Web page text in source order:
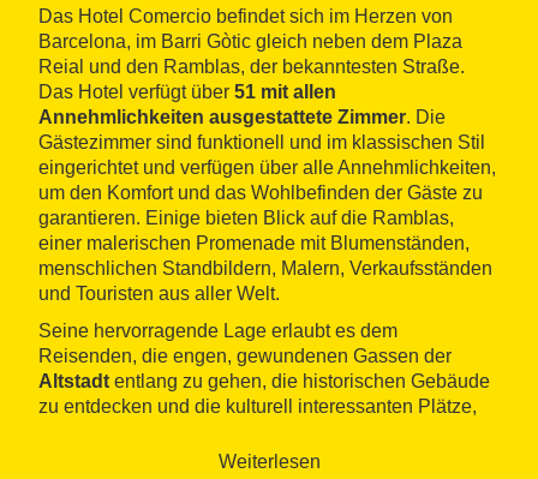
Das Hotel Comercio befindet sich im Herzen von
Barcelona, im Barri Gòtic gleich neben dem Plaza
Reial und den Ramblas, der bekanntesten Straße.
Das Hotel verfügt über 51 mit allen
Annehmlichkeiten ausgestattete Zimmer. Die
Gästezimmer sind funktionell und im klassischen Stil
eingerichtet und verfügen über alle Annehmlichkeiten,
um den Komfort und das Wohlbefinden der Gäste zu
garantieren. Einige bieten Blick auf die Ramblas,
einer malerischen Promenade mit Blumenständen,
menschlichen Standbildern, Malern, Verkaufsständen
und Touristen aus aller Welt.
Seine hervorragende Lage erlaubt es dem
Reisenden, die engen, gewundenen Gassen der
Altstadt entlang zu gehen, die historischen Gebäude
zu entdecken und die kulturell interessanten Plätze,
der Stadt zu Fuß zu erreichen.
Weiterlesen